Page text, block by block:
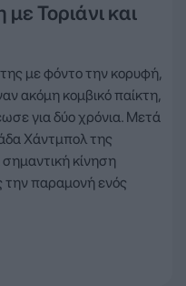
Τοριάνι και
με φόντο την κορυφή,
ακόμη κομβικό παίκτη,
για δύο χρόνια. Μετά
Χάντμπολ της
κίνηση
την παραμονή ενός